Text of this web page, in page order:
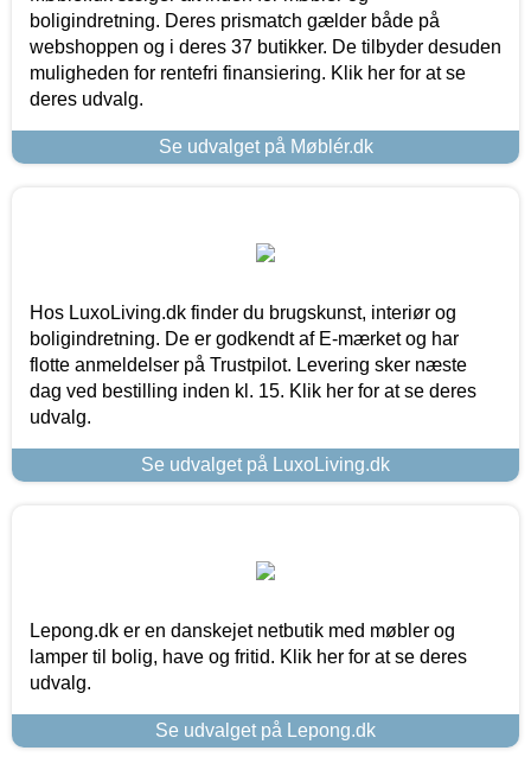
boligindretning. Deres prismatch gælder både på
webshoppen og i deres 37 butikker. De tilbyder desuden
muligheden for rentefri finansiering. Klik her for at se
deres udvalg.
Se udvalget på Møblér.dk
Hos LuxoLiving.dk finder du brugskunst, interiør og
boligindretning. De er godkendt af E-mærket og har
flotte anmeldelser på Trustpilot. Levering sker næste
dag ved bestilling inden kl. 15. Klik her for at se deres
udvalg.
Se udvalget på LuxoLiving.dk
Lepong.dk er en danskejet netbutik med møbler og
lamper til bolig, have og fritid. Klik her for at se deres
udvalg.
Se udvalget på Lepong.dk